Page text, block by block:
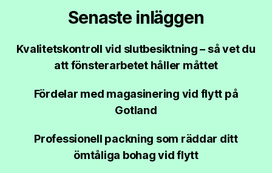
Senaste inläggen
Kvalitetskontroll vid slutbesiktning – så vet du
att fönsterarbetet håller måttet
Fördelar med magasinering vid flytt på
Gotland
Professionell packning som räddar ditt
ömtåliga bohag vid flytt